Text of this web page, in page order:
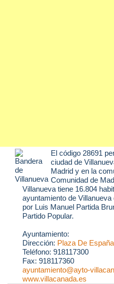
El código 28691
ciudad de
Madrid y en la
Comunidad de
Villanueva tiene 16.804
ayuntamiento de Villanueva
por Luis Manuel Partida
Partido Popular.
Ayuntamiento:
Dirección: Plaza De
Teléfono: 918117300
Fax: 918117360
ayuntamiento@ayto-
www.villacanada.es